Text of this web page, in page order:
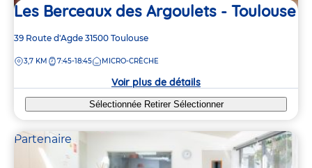
Les Berceaux des Argoulets - Toulouse
Adresse
la
39 Route d'Agde 31500 Toulouse
DISTANCE
3,7 KM 7:45-18:45 MICRO-CRÈCHE
Voir plus de détails
Sélectionnée Retirer Sélectionner
Partenaire